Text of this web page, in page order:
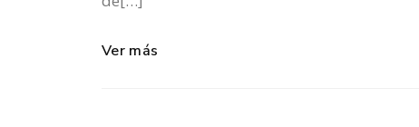
Ver más